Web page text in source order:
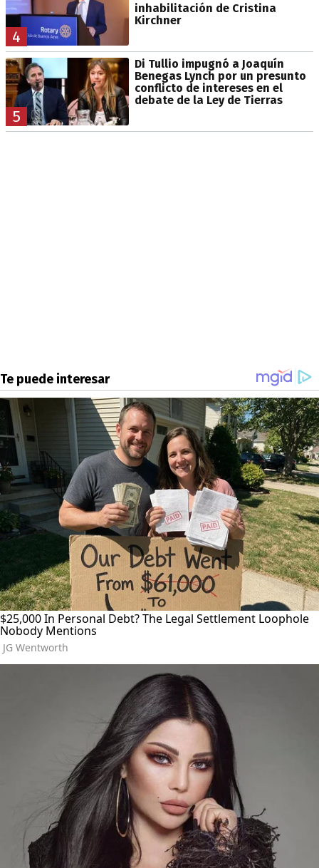
4
inhabilitación de Cristina
Kirchner
5
Di Tullio impugnó a Joaquín
Benegas Lynch por un presunto
conflicto de intereses en el
debate de la Ley de Tierras